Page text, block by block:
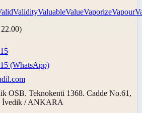
ValidityValuableValueVaporizeVapour
(WhatsApp)
OSB. Teknokenti 1368. Cadde No.61,
İvedik / ANKARA